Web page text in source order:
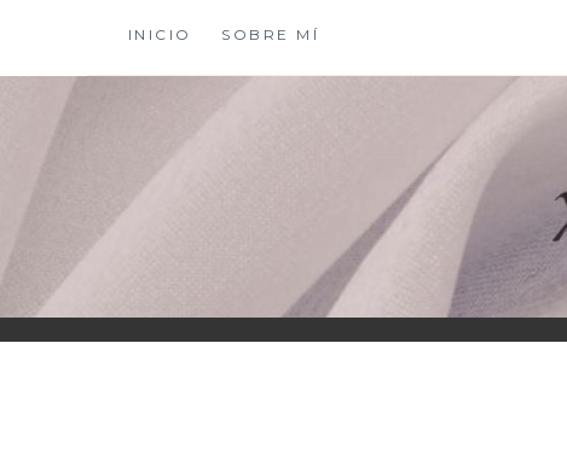
contenido
INICIO SOBRE MÍ
XIOMY LAMADRID